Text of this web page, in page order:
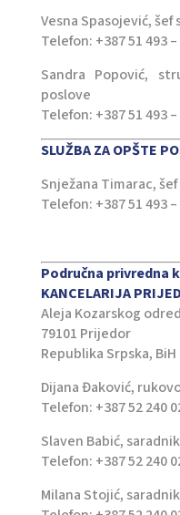
Vesna Spasojević, šef
Telefon: +387 51 493 –
Sandra Popović,
poslove
Telefon: +387 51 493
SLUŽBA ZA OPŠTE
Snježana Timarac,
Telefon: +387 51 493 –
Područna privredna
KANCELARIJA
Aleja Kozarskog
79101 Prijedor
Republika Srpska, BiH
Dijana Đaković,
Telefon: +387 52 240
Slaven Babić, saradnik
Telefon: +387 52 240
Milana Stojić, saradnik